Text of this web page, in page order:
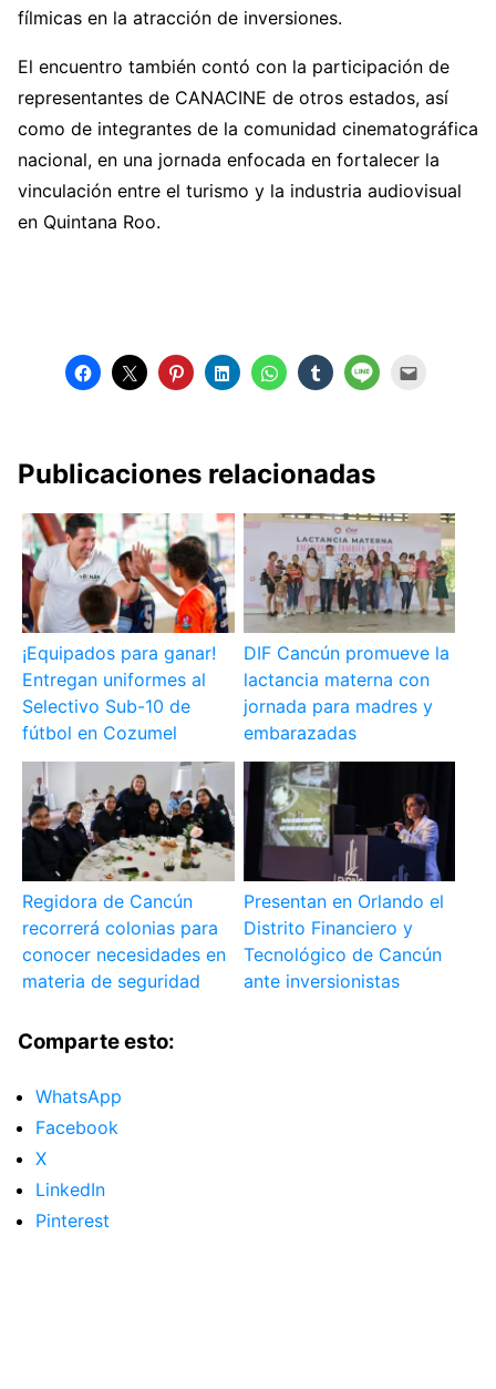
fílmicas en la atracción de inversiones.
El encuentro también contó con la participación de
representantes de CANACINE de otros estados, así
como de integrantes de la comunidad cinematográfica
nacional, en una jornada enfocada en fortalecer la
vinculación entre el turismo y la industria audiovisual
en Quintana Roo.
Publicaciones relacionadas
¡Equipados para ganar!
Entregan uniformes al
Selectivo Sub-10 de
fútbol en Cozumel
DIF Cancún promueve la
lactancia materna con
jornada para madres y
embarazadas
Regidora de Cancún
recorrerá colonias para
conocer necesidades en
materia de seguridad
Presentan en Orlando el
Distrito Financiero y
Tecnológico de Cancún
ante inversionistas
Comparte esto:
WhatsApp
Facebook
X
LinkedIn
Pinterest